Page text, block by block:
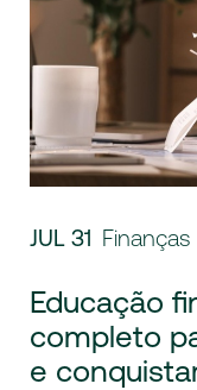
JUL 31 Finanças
Educação
completo
e